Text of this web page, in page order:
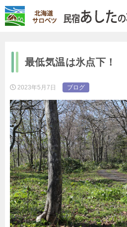
最低気温は氷点下！
2023年5月7日 ブログ